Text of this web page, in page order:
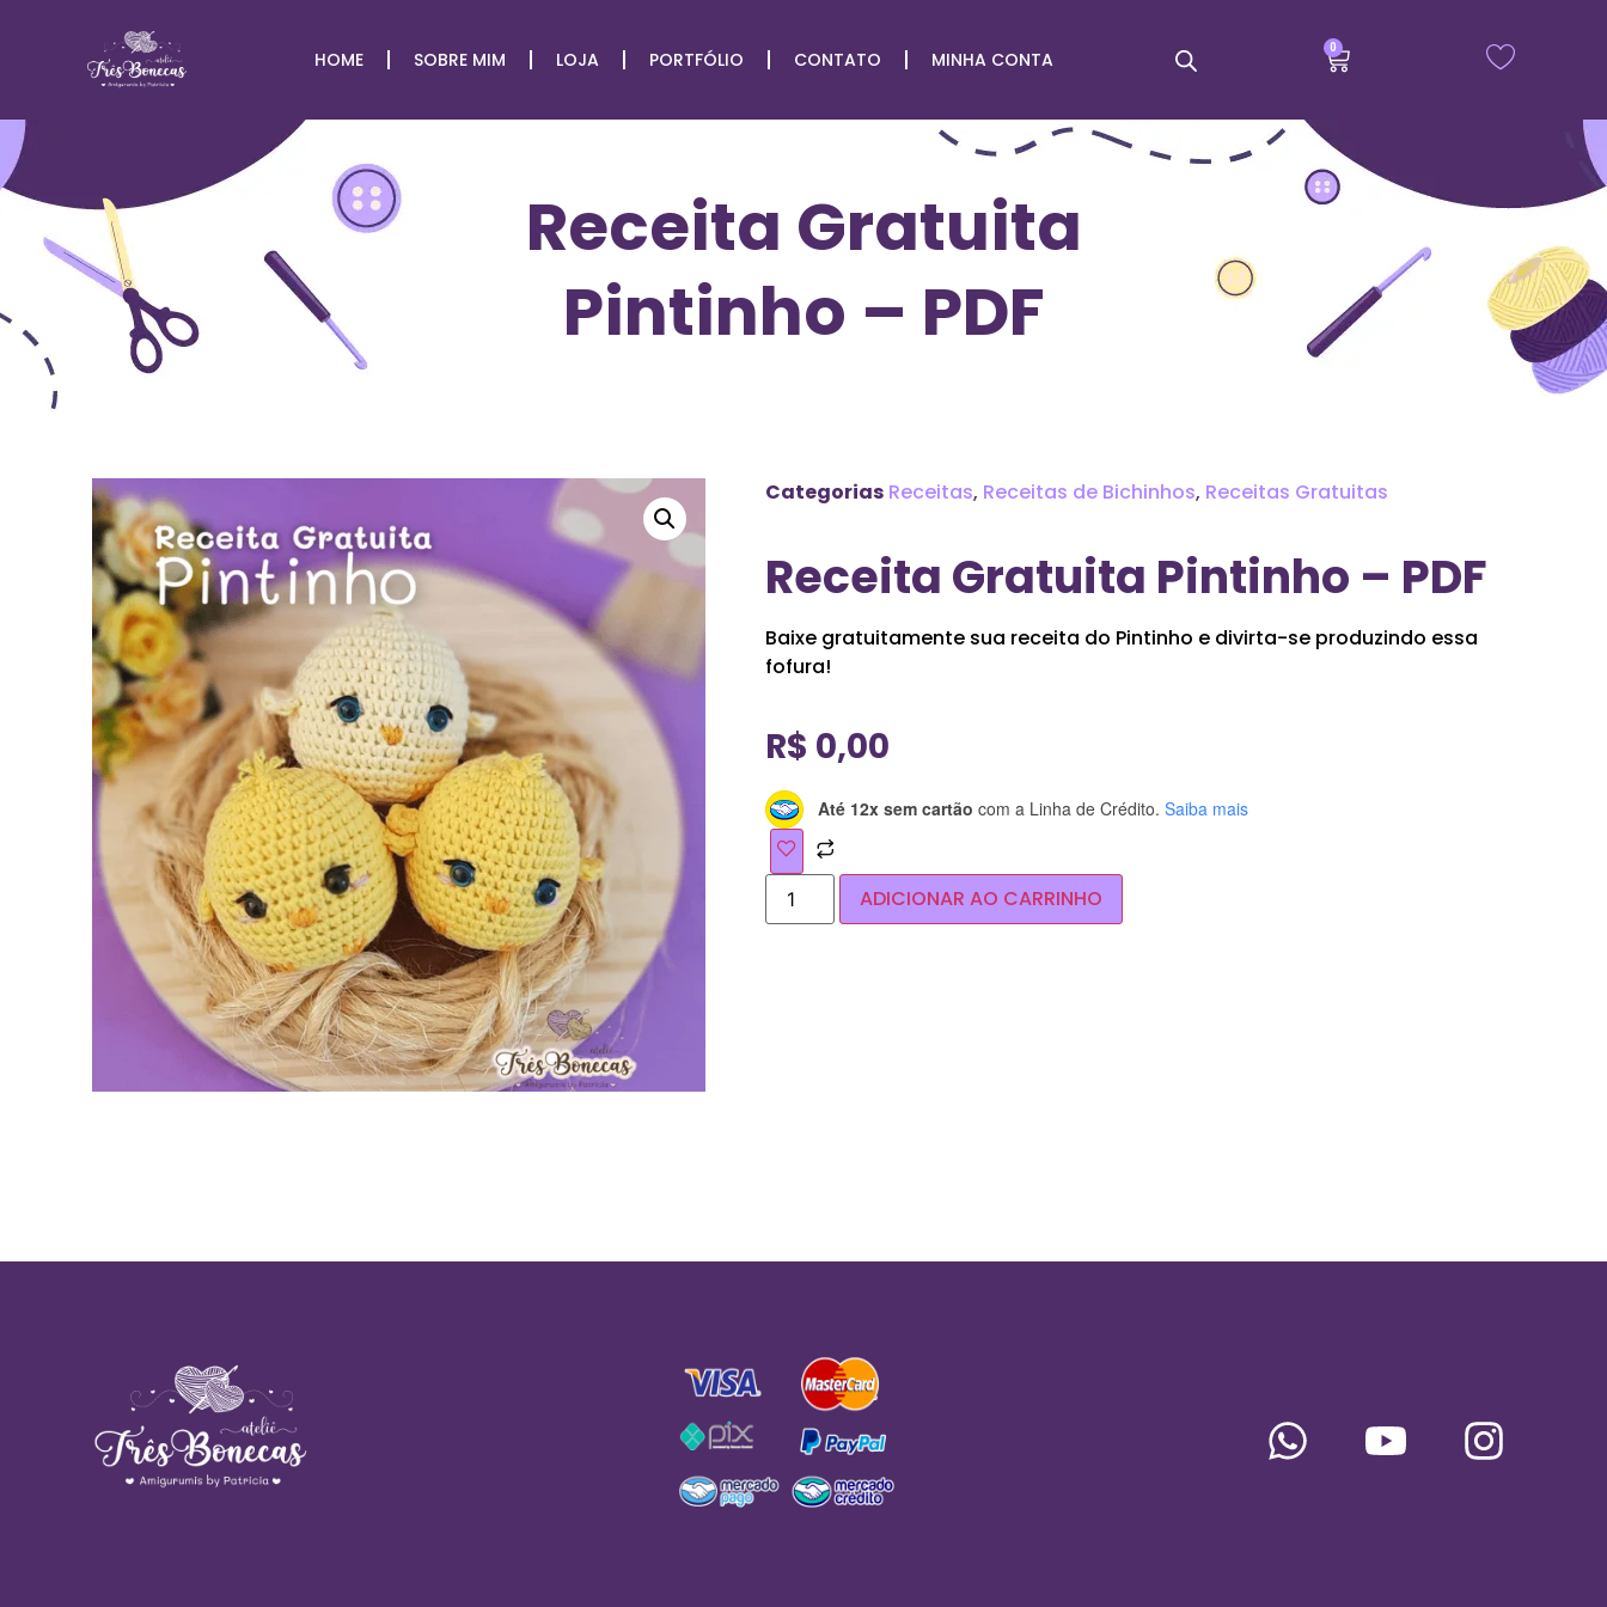
HOME SOBRE MIM LOJA PORTFÓLIO CONTATO MINHA CONTA 0
Receita Gratuita
Pintinho – PDF
Categorias Receitas, Receitas de Bichinhos, Receitas Gratuitas
Receita Gratuita Pintinho – PDF
Baixe gratuitamente sua receita do Pintinho e divirta-se produzindo essa
fofura!
R$ 0,00
Até 12x sem cartão com a Linha de Crédito. Saiba mais
ADICIONAR AO CARRINHO